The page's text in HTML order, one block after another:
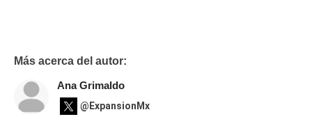
Más acerca del autor:
Ana Grimaldo
@ExpansionMx